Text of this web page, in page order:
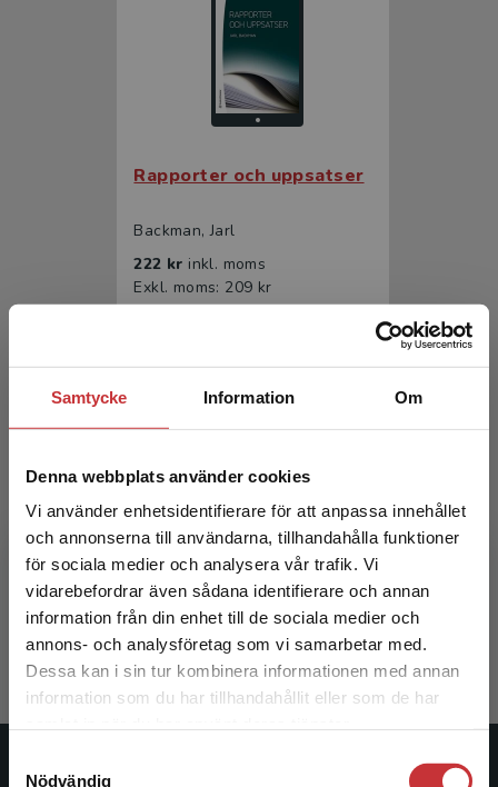
Samtycke Information Om
Denna webbplats använder cookies
Vi använder enhetsidentifierare för att anpassa innehållet
och annonserna till användarna, tillhandahålla funktioner
för sociala medier och analysera vår trafik. Vi
vidarebefordrar även sådana identifierare och annan
information från din enhet till de sociala medier och
annons- och analysföretag som vi samarbetar med.
Dessa kan i sin tur kombinera informationen med annan
information som du har tillhandahållit eller som de har
Nödvändig
Begränsad fraktregion
Det verkar som att du besöker
studentlitteratur.se via en enhet utanför Sverige.
Vi erbjuder inte leveranser utanför Sverige. För
Rapporter och uppsatser
Backman, Jarl
222 kr inkl. moms
Exkl. moms: 209 kr
Rapporter och uppsatser
Backman, Jarl
357 krinkl. moms
Exkl. moms: 337 kr
Studentlitteratur